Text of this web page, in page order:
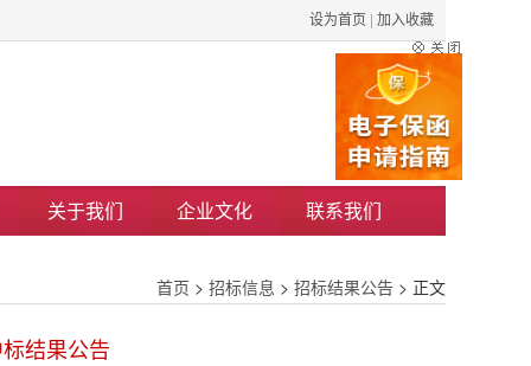
设为首页 | 加入收藏
关于我们 企业文化 联系我们
首页 > 招标信息 > 招标结果公告 > 正文
结果公告